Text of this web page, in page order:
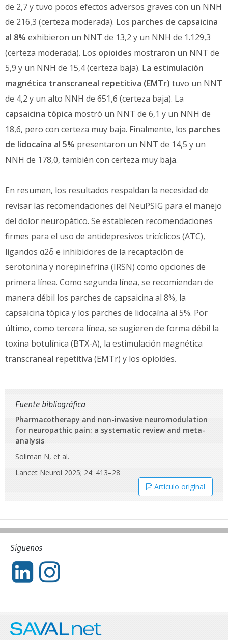
de 2,7 y tuvo pocos efectos adversos graves con un NNH
de 216,3 (certeza moderada). Los parches de capsaicina
al 8% exhibieron un NNT de 13,2 y un NNH de 1.129,3
(certeza moderada). Los opioides mostraron un NNT de
5,9 y un NNH de 15,4 (certeza baja). La estimulación
magnética transcraneal repetitiva (EMTr) tuvo un NNT
de 4,2 y un alto NNH de 651,6 (certeza baja). La
capsaicina tópica mostró un NNT de 6,1 y un NNH de
18,6, pero con certeza muy baja. Finalmente, los parches
de lidocaína al 5% presentaron un NNT de 14,5 y un
NNH de 178,0, también con certeza muy baja.
En resumen, los resultados respaldan la necesidad de
revisar las recomendaciones del NeuPSIG para el manejo
del dolor neuropático. Se establecen recomendaciones
firmes para el uso de antidepresivos tricíclicos (ATC),
ligandos α2δ e inhibidores de la recaptación de
serotonina y norepinefrina (IRSN) como opciones de
primera línea. Como segunda línea, se recomiendan de
manera débil los parches de capsaicina al 8%, la
capsaicina tópica y los parches de lidocaína al 5%. Por
último, como tercera línea, se sugieren de forma débil la
toxina botulínica (BTX-A), la estimulación magnética
transcraneal repetitiva (EMTr) y los opioides.
Fuente bibliográfica
Pharmacotherapy and non-invasive neuromodulation
for neuropathic pain: a systematic review and meta-
analysis
Soliman N, et al.
Lancet Neurol 2025; 24: 413–28
Artículo original
Síguenos